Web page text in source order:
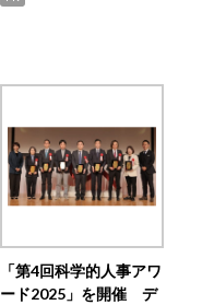
「第4回科学的人事アワ
ード2025」を開催 デ